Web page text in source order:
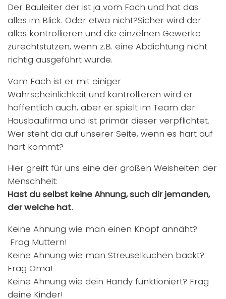
Der Bauleiter der ist ja vom Fach und hat das
alles im Blick. Oder etwa nicht?Sicher wird der
alles kontrollieren und die einzelnen Gewerke
zurechtstutzen, wenn z.B. eine Abdichtung nicht
richtig ausgeführt wurde.
Vom Fach ist er mit einiger
Wahrscheinlichkeit und kontrollieren wird er
hoffentlich auch, aber er spielt im Team der
Hausbaufirma und ist primär dieser verpflichtet.
Wer steht da auf unserer Seite, wenn es hart auf
hart kommt?
Hier greift für uns eine der großen Weisheiten der
Menschheit:
Hast du selbst keine Ahnung, such dir jemanden,
der welche hat.
Keine Ahnung wie man einen Knopf annäht?
Frag Muttern!
Keine Ahnung wie man Streuselkuchen backt?
Frag Oma!
Keine Ahnung wie dein Handy funktioniert? Frag
deine Kinder!